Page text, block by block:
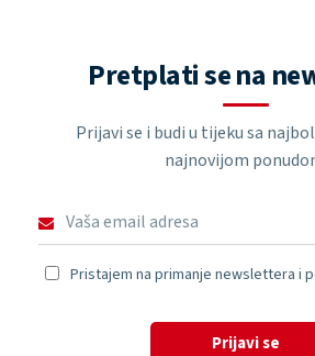
Pretplati se na
Prijavi se i budi u tijeku sa
najnovijom
Pristajem na primanje newslettera i
Prijavi se